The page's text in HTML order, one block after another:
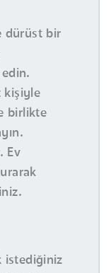
dürüst bir
kişiyle
birlikte
Ev
istediğiniz